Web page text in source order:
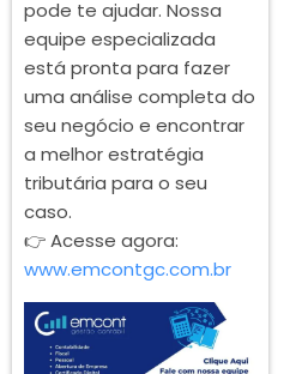
pode te ajudar. Nossa
equipe especializada
está pronta para fazer
uma análise completa do
seu negócio e encontrar
a melhor estratégia
tributária para o seu
caso.
👉 Acesse agora:
www.emcontgc.com.br